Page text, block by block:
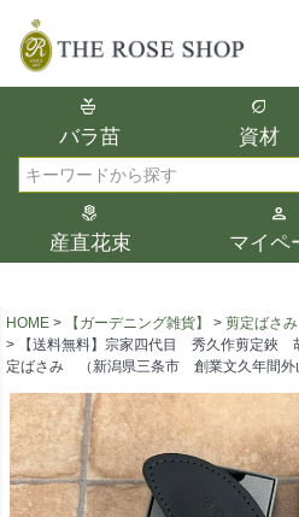
バラ苗 資材
産直花束 マイペ
在庫
在庫ありのみ表示
検索
複数の条件を選
選択した項目全
結果に表示され
タイプ、カラー
択してください。
HOME 【ガーデニング雑貨】
剪定ばさ
【送料無料】宗家四代目 秀久作剪定鋏
定ばさみ （新潟県三条市 創業文久年間外